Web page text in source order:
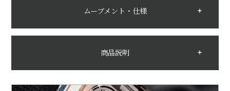
ムーブメント・仕様
商品説明